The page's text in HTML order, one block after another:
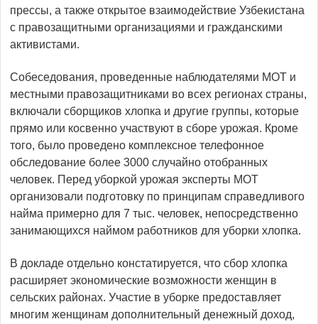
прессы, а также открытое взаимодействие Узбекистана
с правозащитными организациями и гражданскими
активистами.
Собеседования, проведенные наблюдателями МОТ и
местными правозащитниками во всех регионах страны,
включали сборщиков хлопка и другие группы, которые
прямо или косвенно участвуют в сборе урожая. Кроме
того, было проведено комплексное телефонное
обследование более 3000 случайно отобранных
человек. Перед уборкой урожая эксперты МОТ
организовали подготовку по принципам справедливого
найма примерно для 7 тыс. человек, непосредственно
занимающихся наймом работников для уборки хлопка.
В докладе отдельно констатируется, что сбор хлопка
расширяет экономические возможности женщин в
сельских районах. Участие в уборке предоставляет
многим женщинам дополнительный денежный доход,